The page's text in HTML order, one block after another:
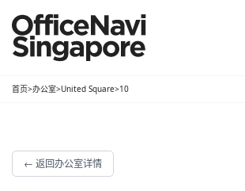
首页>办公室>United Square>10
← 返回办公室详情